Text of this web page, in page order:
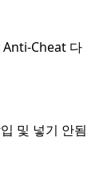
Anti-Cheat 다
및 넣기 안됨